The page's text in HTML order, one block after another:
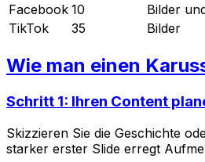
Facebook 10 Bilder
TikTok
35 Bilder
Wie man einen
Schritt 1: Ihren Content
Skizzieren Sie die Geschichte
starker erster Slide erregt